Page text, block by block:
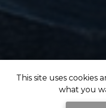
This site uses cookies
what you